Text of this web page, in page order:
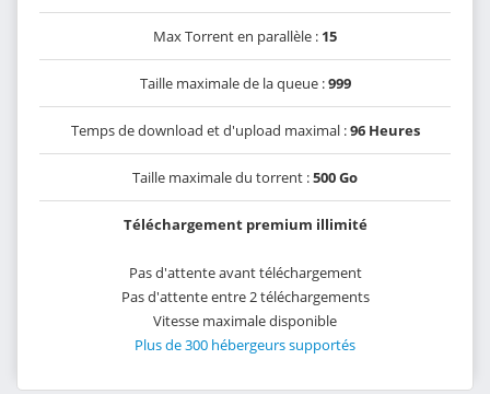
Max Torrent en parallèle : 15
Taille maximale de la queue :999
Temps de download et d'upload maximal :96 Heures
Taille maximale du torrent :500 Go
Téléchargement premium illimité
Pas d'attente avant téléchargement
Pas d'attente entre 2 téléchargements
Vitesse maximale disponible
Plus de 300 hébergeurs supportés